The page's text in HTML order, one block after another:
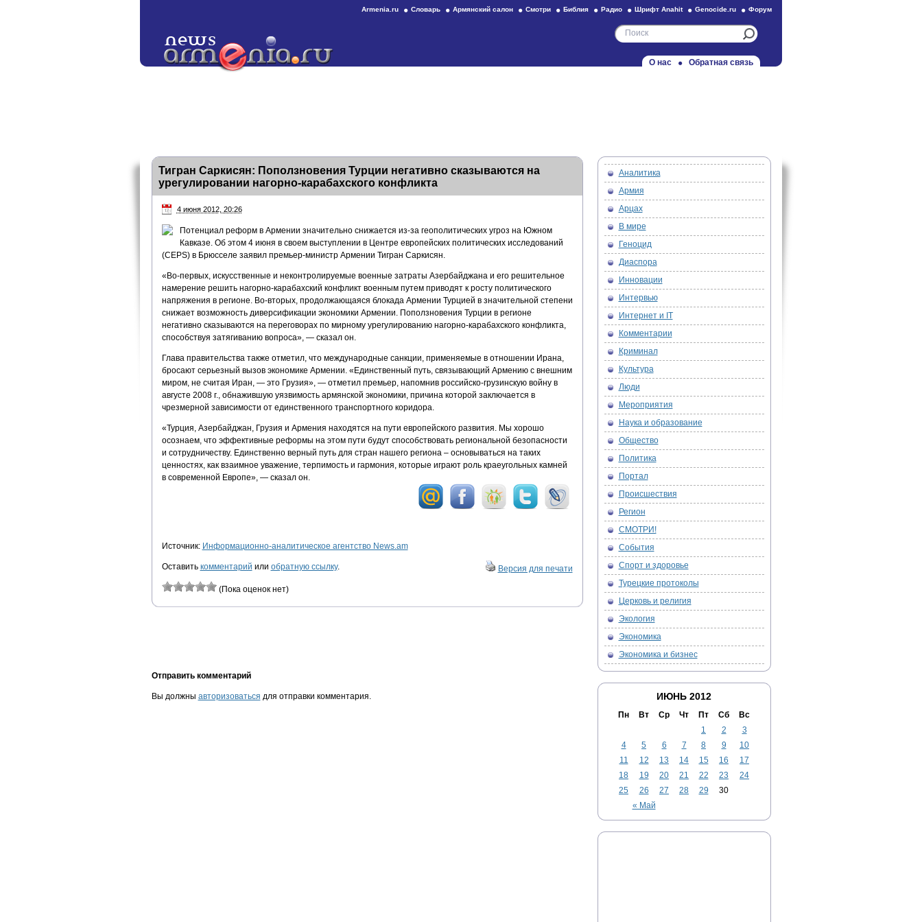
Armenia.ru Словарь Армянский салон Смотри Библия Радио Шрифт Anahit Genocide.ru Форум
О нас Обратная связь
Тигран Саркисян: Поползновения Турции негативно сказываются на
урегулировании нагорно-карабахского конфликта
4 июня 2012, 20:26
Потенциал реформ в Армении значительно снижается из-за геополитических угроз на Южном
Кавказе. Об этом 4 июня в своем выступлении в Центре европейских политических исследований
(CEPS) в Брюсселе заявил премьер-министр Армении Тигран Саркисян.
«Во-первых, искусственные и неконтролируемые военные затраты Азербайджана и его решительное
намерение решить нагорно-карабахский конфликт военным путем приводят к росту политического
напряжения в регионе. Во-вторых, продолжающаяся блокада Армении Турцией в значительной степени
снижает возможность диверсификации экономики Армении. Поползновения Турции в регионе
негативно сказываются на переговорах по мирному урегулированию нагорно-карабахского конфликта,
способствуя затягиванию вопроса», — сказал он.
Глава правительства также отметил, что международные санкции, применяемые в отношении Ирана,
бросают серьезный вызов экономике Армении. «Единственный путь, связывающий Армению с внешним
миром, не считая Иран, — это Грузия», — отметил премьер, напомнив российско-грузинскую войну в
августе 2008 г., обнажившую уязвимость армянской экономики, причина которой заключается в
чрезмерной зависимости от единственного транспортного коридора.
«Турция, Азербайджан, Грузия и Армения находятся на пути европейского развития. Мы хорошо
осознаем, что эффективные реформы на этом пути будут способствовать региональной безопасности
и сотрудничеству. Единственно верный путь для стран нашего региона – основываться на таких
ценностях, как взаимное уважение, терпимость и гармония, которые играют роль краеугольных камней
в современной Европе», — сказал он.
Источник: Информационно-аналитическое агентство News.am
Оставить комментарий или обратную ссылку. Версия для печати
(Пока оценок нет)
Отправить комментарий
Вы должны авторизоваться для отправки комментария.
Аналитика
Армия
Арцах
В мире
Геноцид
Диаспора
Инновации
Интервью
Интернет и IT
Комментарии
Криминал
Культура
Люди
Мероприятия
Наука и образование
Общество
Политика
Портал
Происшествия
Регион
СМОТРИ!
События
Спорт и здоровье
Турецкие протоколы
Церковь и религия
Экология
Экономика
Экономика и бизнес
ИЮНЬ 2012
Пн Вт Ср Чт Пт Сб Вс
« Май
1 2
3
4
5 6 7 8 9
10
11
12 13 14 15 16
17
18
19 20 21 22 23
24
25
26 27 28 29 30